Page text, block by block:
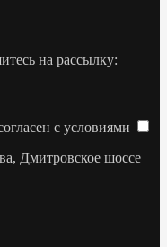
на рассылку:
с условиями
Дмитровское шоссе